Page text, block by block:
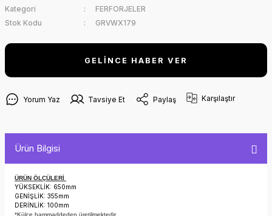
Kategori
FERFORJELER
Stok Kodu
GRVWX179
GELİNCE HABER VER
Yorum Yaz Tavsiye Et Paylaş Karşılaştır
Ürün Bilgisi
ÜRÜN ÖLÇÜLERİ
YÜKSEKLİK: 650mm
GENİŞLİK: 355mm
DERİNLİK: 100mm
*Külçe hammaddeden üretilmektedir.